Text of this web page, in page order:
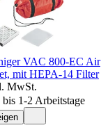
VAC 800-EC Air
mit HEPA-14 Filter
MwSt.
1-2 Arbeitstage